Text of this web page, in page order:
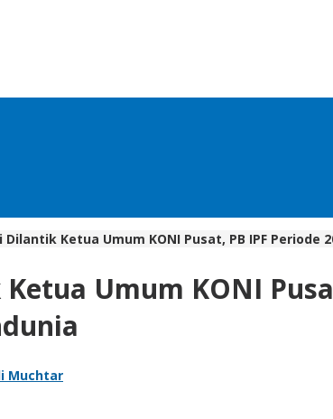
Dilantik Ketua Umum KONI Pusat, PB IPF Periode
Umum KONI
Muchtar